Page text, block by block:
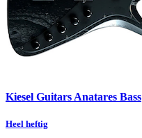
Kiesel Guitars Anatares Bass
Heel heftig